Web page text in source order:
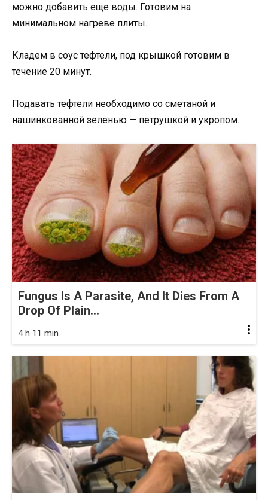
можно добавить еще воды. Готовим на
минимальном нагреве плиты.
Кладем в соус тефтели, под крышкой готовим в
течение 20 минут.
Подавать тефтели необходимо со сметаной и
нашинкованной зеленью — петрушкой и укропом.
Fungus Is A Parasite, And It Dies From A
Drop Of Plain...
4 h 11 min